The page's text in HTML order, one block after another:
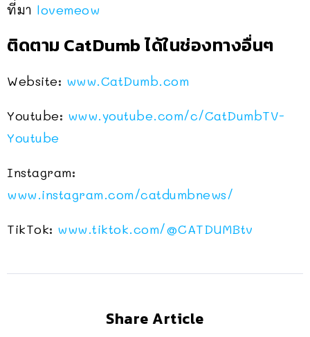
ที่มา lovemeow
ติดตาม CatDumb ได้ในช่องทางอื่นๆ
Website: www.CatDumb.com
Youtube: www.youtube.com/c/CatDumbTV-
Youtube
Instagram:
www.instagram.com/catdumbnews/
TikTok: www.tiktok.com/@CATDUMBtv
Share Article